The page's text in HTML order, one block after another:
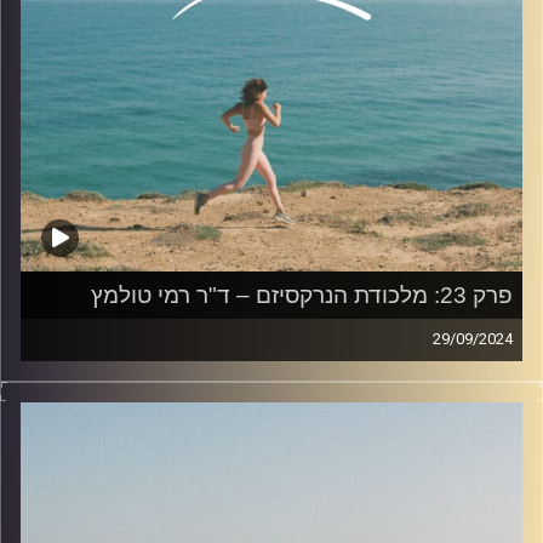
להצטרפות לקבוצת הוואטספ שלנו "קהילת הפודקאסט- תוך
כדי תנועה", בה עולים תכנים רלוונטיים מהפרק, שאלות שלכם
ואתגרים למיניהם.
לחצו על
https://chat.whatsapp.com/Hljd0SDhfaqG6bdvrqVQrB
האזנה נעימה!
קרדיט תמונות:AudioVersity
פרק 23: מלכודת הנרקסיזם – ד"ר רמי טולמץ
29/09/2024
בפרק היום נדבר על נרקיסיזם עם ד"ר רמי טולמץ.